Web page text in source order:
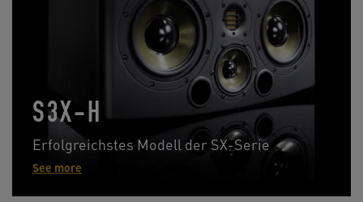
S3X-H
Erfolgreichstes Modell der SX-Serie
See more